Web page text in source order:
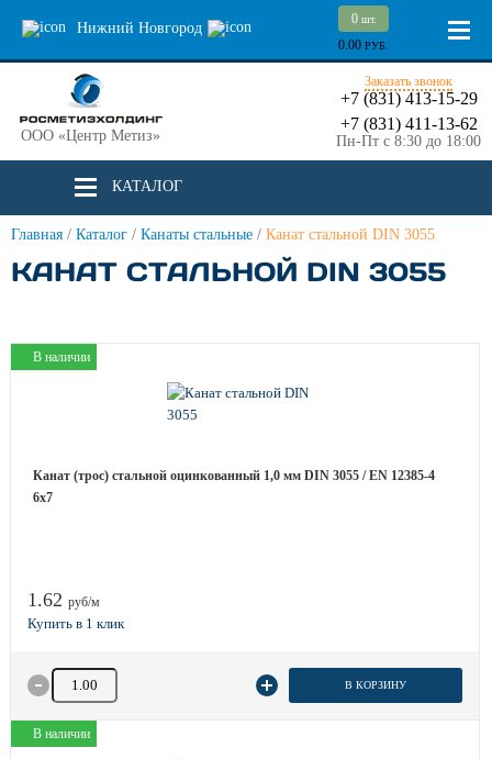
Нижний Новгород
0 шт.
0.00 РУБ.
ООО «Центр Метиз»
Заказать звонок
+7 (831) 413-15-29
+7 (831) 411-13-62
Пн-Пт с 8:30 до 18:00
КАТАЛОГ
Главная / Каталог / Канаты стальные / Канат стальной DIN 3055
КАНАТ СТАЛЬНОЙ DIN 3055
В наличии
Канат (трос) стальной оцинкованный 1,0 мм DIN 3055 / EN 12385-4
6x7
1.62 руб/м
Количество товара В КОРЗИНУ
В наличии